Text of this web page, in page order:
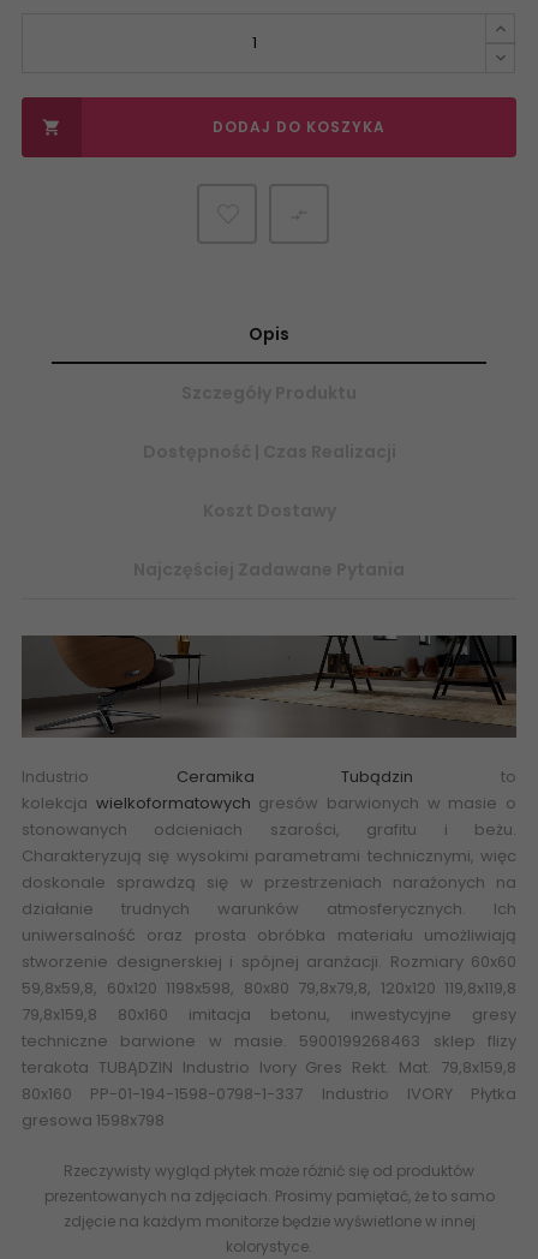
 DODAJ DO KOSZYKA
Opis
Industrio Ceramika Tubądzin to
kolekcja wielkoformatowych gresów barwionych w masie o
stonowanych odcieniach szarości, grafitu i beżu.
Charakteryzują się wysokimi parametrami technicznymi, więc
doskonale sprawdzą się w przestrzeniach narażonych na
działanie trudnych warunków atmosferycznych. Ich
uniwersalność oraz prosta obróbka materiału umożliwiają
stworzenie designerskiej i spójnej aranżacji. Rozmiary 60x60
59,8x59,8, 60x120 1198x598, 80x80 79,8x79,8, 120x120 119,8x119,8
79,8x159,8 80x160 imitacja betonu, inwestycyjne gresy
techniczne barwione w masie. 5900199268463 sklep flizy
terakota TUBĄDZIN Industrio Ivory Gres Rekt. Mat. 79,8x159,8
80x160 PP-01-194-1598-0798-1-337 Industrio IVORY Płytka
gresowa 1598x798
Rzeczywisty wygląd płytek może różnić się od produktów
prezentowanych na zdjęciach. Prosimy pamiętać, że to samo
zdjęcie na każdym monitorze będzie wyświetlone w innej
kolorystyce.